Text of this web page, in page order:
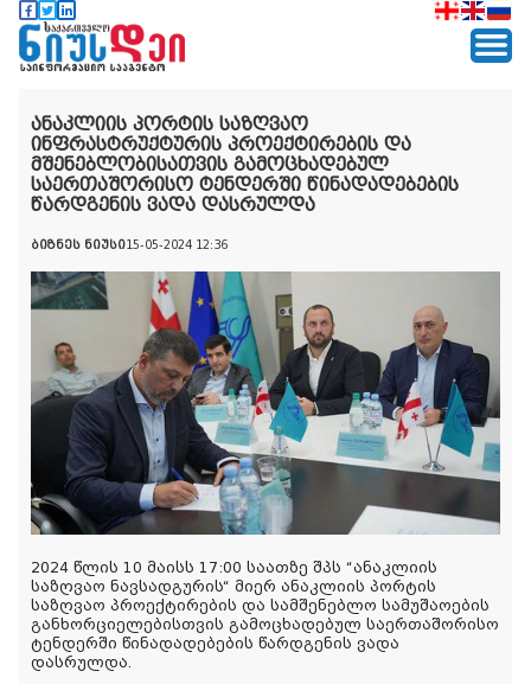
ანაკლიის პორტის საზღვაო
ინფრასტრუქტურის პროექტირების და
მშენებლობისათვის გამოცხადებულ
საერთაშორისო ტენდერში წინადადებების
წარდგენის ვადა დასრულდა
ბიზნეს ნიუსი15-05-2024 12:36
2024 წლის 10 მაისს 17:00 საათზე შპს “ანაკლიის
საზღვაო ნავსადგურის“ მიერ ანაკლიის პორტის
საზღვაო პროექტირების და სამშენებლო სამუშაოების
განხორციელებისთვის გამოცხადებულ საერთაშორისო
ტენდერში წინადადებების წარდგენის ვადა
დასრულდა.